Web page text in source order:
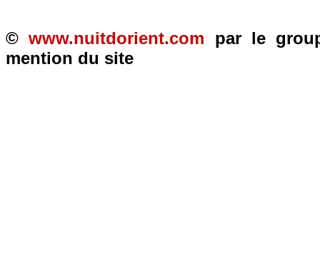
© www.nuitdorient.com par le
mention du site